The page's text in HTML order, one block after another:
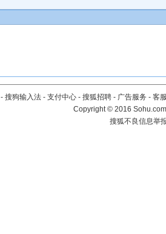
- 搜狗输入法 - 支付中心 - 搜狐招聘 - 广告服务 - 客
Copyright©2016
搜狐不良信息举